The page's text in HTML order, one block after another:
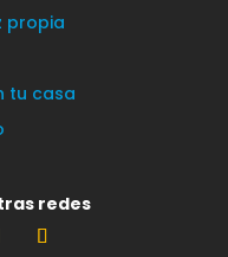
propia
tu casa
redes